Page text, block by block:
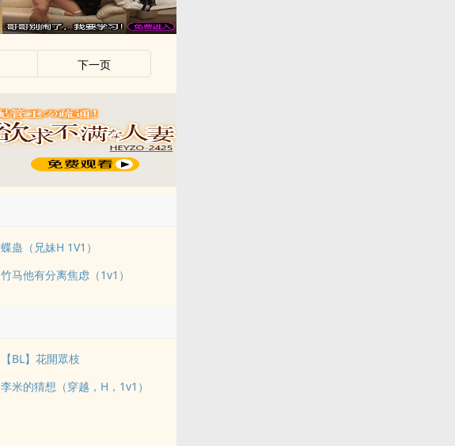
下一页
蝶蛊（兄妹H 1V1）
竹马他有分离焦虑（1v1）
【BL】花開眾枝
李米的猜想（穿越，H，1v1）